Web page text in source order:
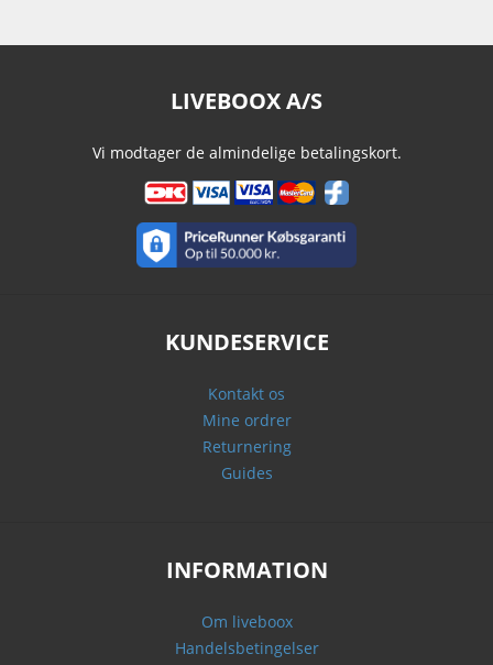
LIVEBOOX A/S
Vi modtager de almindelige betalingskort.
KUNDESERVICE
Kontakt os
Mine ordrer
Returnering
Guides
INFORMATION
Om liveboox
Handelsbetingelser